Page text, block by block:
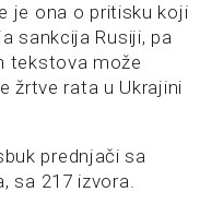
je ona o pritisku koji
sankcija Rusiji, pa
tekstova može
žrtve rata u Ukrajini
prednjači sa
sa 217 izvora.